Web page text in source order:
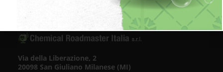
Via della Liberazione, 2
20098 San Giuliano Milanese (MI)